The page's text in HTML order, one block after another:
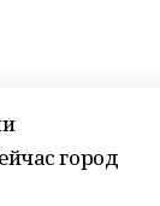
город